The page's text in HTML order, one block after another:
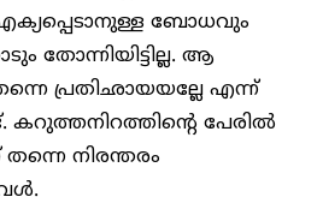
ബോധവും
തോന്നിയിട്ടില്ല. ആ
പ്രതിഛായയല്ലേ എന്ന്
കറുത്തനിറത്തിന്റെ പേരിൽ
നിരന്തരം